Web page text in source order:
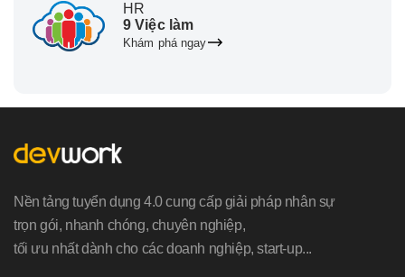
HR
9 Việc làm
Khám phá ngay
Nền tảng tuyển dụng 4.0 cung cấp giải pháp nhân sự
trọn gói, nhanh chóng, chuyên nghiệp,
tối ưu nhất dành cho các doanh nghiệp, start-up...